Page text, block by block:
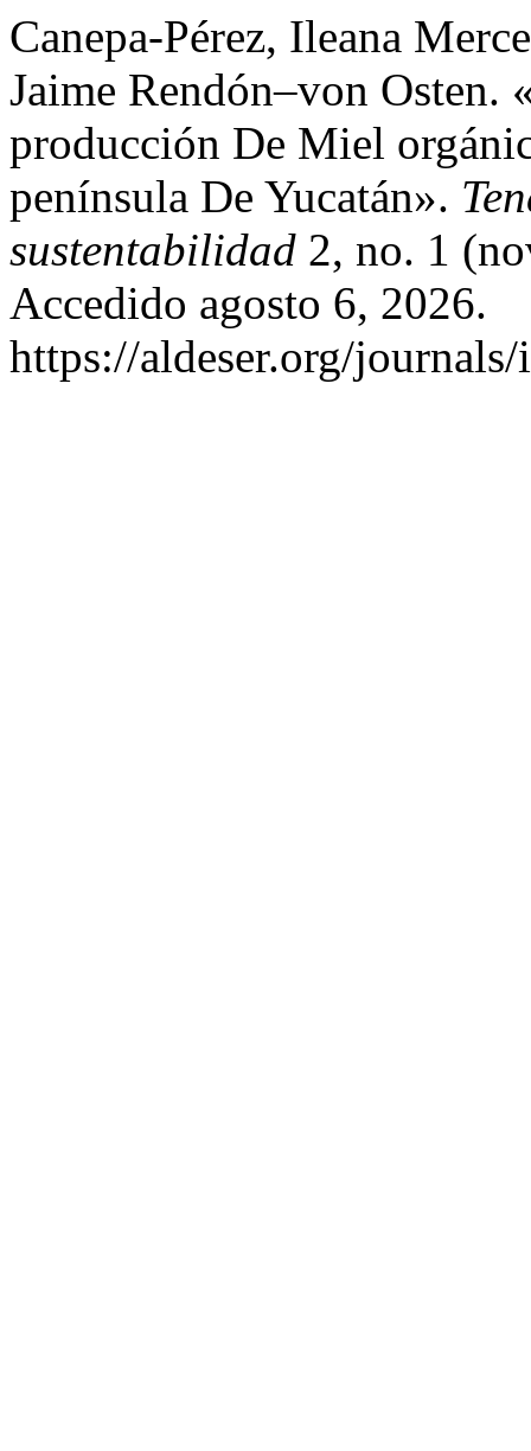
Canepa-Pérez, Ileana
Jaime Rendón–von
producción De Miel
península De Yucatán».
sustentabilidad 2, no. 1
Accedido agosto 6, 2026.
https://aldeser.org/